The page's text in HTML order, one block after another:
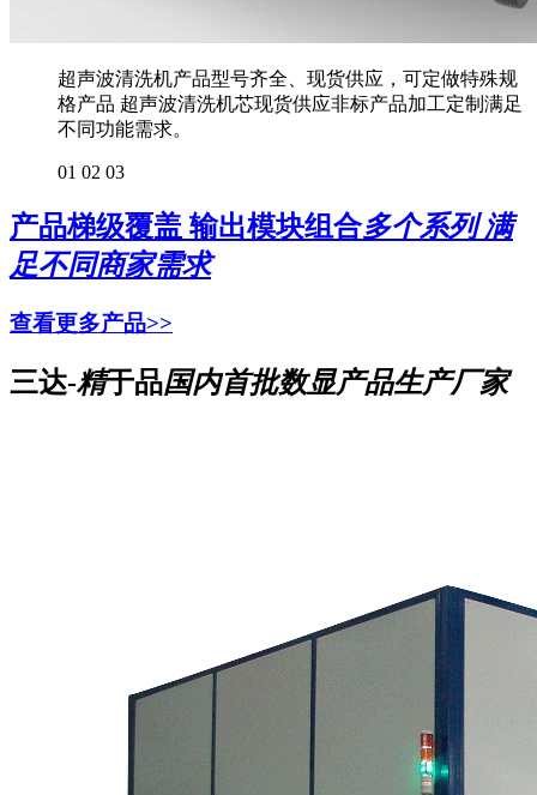
超声波清洗机产品型号齐全、现货供应，可定做特殊规
格产品 超声波清洗机芯现货供应非标产品加工定制满足
不同功能需求。
01 02 03
产品梯级覆盖 输出模块组合多个系列 满
足不同商家需求
查看更多产品>>
三达-精于品国内首批数显产品生产厂家